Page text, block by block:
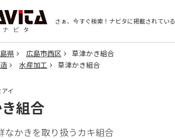
さぁ、今すぐ検索！ ナビタに掲載されている
県 広島市西区
草津かき組合
水産加工 草津かき組合
イ
組合
なかきを取り扱うカキ組合